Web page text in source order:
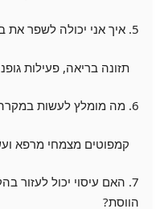
5. איך אני יכולה לשפר את בריאות הווסת שלי?
תזונה בריאה, פעילות
6. מה מומלץ לעשות במקרה של גלי חום?
קמפוטים מצמחי מרפא
7. האם עיסוי יכול לעזור
הווסת?